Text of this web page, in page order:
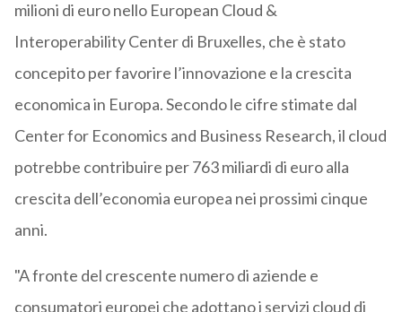
milioni di euro nello European Cloud &
Interoperability Center di Bruxelles, che è stato
concepito per favorire l’innovazione e la crescita
economica in Europa. Secondo le cifre stimate dal
Center for Economics and Business Research, il cloud
potrebbe contribuire per 763 miliardi di euro alla
crescita dell’economia europea nei prossimi cinque
anni.
"A fronte del crescente numero di aziende e
consumatori europei che adottano i servizi cloud di